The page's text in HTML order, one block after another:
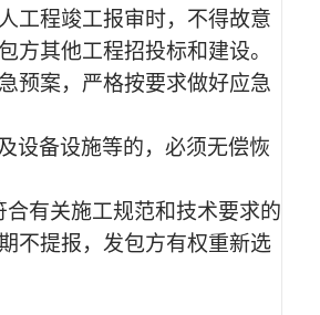
工程竣工报审时，不得故意
方其他工程招投标和建设。
预案，严格按要求做好应急
设备设施等的，必须无偿恢
有关施工规范和技术要求的
不提报，发包方有权重新选